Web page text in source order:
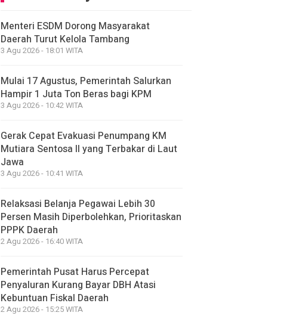
Menteri ESDM Dorong Masyarakat
Daerah Turut Kelola Tambang
3 Agu 2026 - 18:01 WITA
Mulai 17 Agustus, Pemerintah Salurkan
Hampir 1 Juta Ton Beras bagi KPM
3 Agu 2026 - 10:42 WITA
Gerak Cepat Evakuasi Penumpang KM
Mutiara Sentosa II yang Terbakar di Laut
Jawa
3 Agu 2026 - 10:41 WITA
Relaksasi Belanja Pegawai Lebih 30
Persen Masih Diperbolehkan, Prioritaskan
PPPK Daerah
2 Agu 2026 - 16:40 WITA
Pemerintah Pusat Harus Percepat
Penyaluran Kurang Bayar DBH Atasi
Kebuntuan Fiskal Daerah
2 Agu 2026 - 15:25 WITA